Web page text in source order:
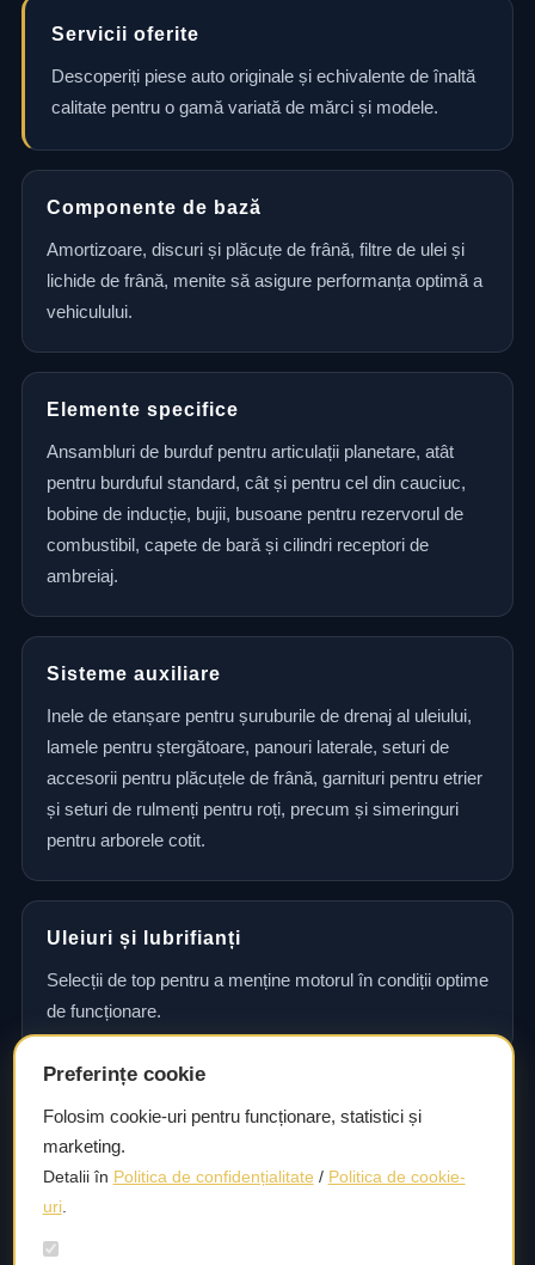
Servicii oferite
Descoperiți piese auto originale și echivalente de înaltă
calitate pentru o gamă variată de mărci și modele.
Componente de bază
Amortizoare, discuri și plăcuțe de frână, filtre de ulei și
lichide de frână, menite să asigure performanța optimă a
vehiculului.
Elemente specifice
Ansambluri de burduf pentru articulații planetare, atât
pentru burduful standard, cât și pentru cel din cauciuc,
bobine de inducție, bujii, busoane pentru rezervorul de
combustibil, capete de bară și cilindri receptori de
ambreiaj.
Sisteme auxiliare
Inele de etanșare pentru șuruburile de drenaj al uleiului,
lamele pentru ștergătoare, panouri laterale, seturi de
accesorii pentru plăcuțele de frână, garnituri pentru etrier
și seturi de rulmenți pentru roți, precum și simeringuri
pentru arborele cotit.
Uleiuri și lubrifianți
Selecții de top pentru a menține motorul în condiții optime
de funcționare.
Consultanță și asistență tehnică
Consultanță și asistență tehnică pentru alegerea pieselor
potrivite și efectuarea reparațiilor sau întreținerii corecte.
Preferințe cookie
Folosim cookie-uri pentru funcționare, statistici și
marketing.
Detalii în Politica de confidențialitate / Politica de cookie-
uri.